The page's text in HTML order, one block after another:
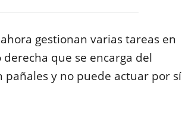
gestionan varias tareas en
que se encarga del
y no puede actuar por sí